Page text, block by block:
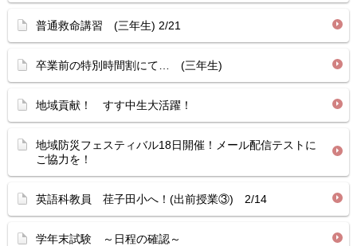
普通救命講習 (三年生) 2/21
卒業前の特別時間割にて… (三年生)
地域貢献！ すす中生大活躍！
地域防災フェスティバル18日開催！メール配信テストに
ご協力を！
英語科教員 荏子田小へ！(出前授業③) 2/14
学年末試験 ～日程の確認～